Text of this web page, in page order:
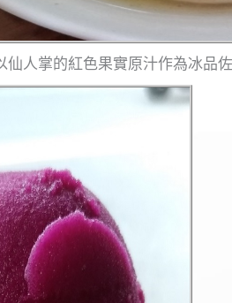
仙人掌的紅色果實原汁作為冰品